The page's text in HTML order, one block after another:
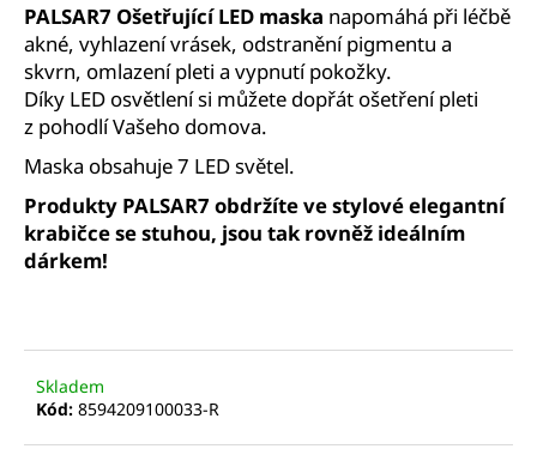
PALSAR7 Ošetřující LED maska napomáhá při léčbě
akné, vyhlazení vrásek, odstranění pigmentu a
skvrn, omlazení pleti a vypnutí pokožky.
Díky LED osvětlení si můžete dopřát ošetření pleti
z pohodlí Vašeho domova.
Maska obsahuje 7 LED světel.
Produkty PALSAR7 obdržíte ve stylové elegantní
krabičce se stuhou, jsou tak rovněž ideálním
dárkem!
Skladem
Kód: 8594209100033-R
HLEDAT
D
o
p
o
r
u
j
e
m